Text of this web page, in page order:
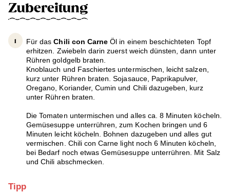
Zubereitung
Für dasChili con Carne Öl in einem beschichteten Topf
erhitzen. Zwiebeln darin zuerst weich dünsten, dann unter
Rühren goldgelb braten.
Knoblauch und Faschiertes untermischen, leicht salzen,
kurz unter Rühren braten. Sojasauce, Paprikapulver,
Oregano, Koriander, Cumin und Chili dazugeben, kurz
unter Rühren braten.
Die Tomaten untermischen und alles ca. 8 Minuten köcheln.
Gemüsesuppe unterrühren, zum Kochen bringen und 6
Minuten leicht köcheln. Bohnen dazugeben und alles gut
vermischen. Chili con Carne light noch 6 Minuten köcheln,
bei Bedarf noch etwas Gemüsesuppe unterrühren. Mit Salz
und Chili abschmecken.
Tipp